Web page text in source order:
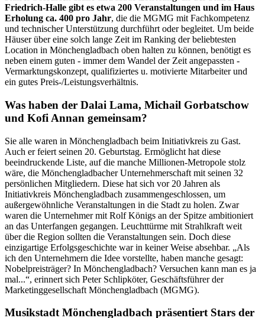
Friedrich-Halle gibt es etwa 200 Veranstaltungen und im Haus
Erholung ca. 400 pro Jahr, die die MGMG mit Fachkompetenz
und technischer Unterstützung durchführt oder begleitet. Um beide
Häuser über eine solch lange Zeit im Ranking der beliebtesten
Location in Mönchengladbach oben halten zu können, benötigt es
neben einem guten - immer dem Wandel der Zeit angepassten -
Vermarktungskonzept, qualifiziertes u. motivierte Mitarbeiter und
ein gutes Preis-/Leistungsverhältnis.
Was haben der Dalai Lama, Michail Gorbatschow
und Kofi Annan gemeinsam?
Sie alle waren in Mönchengladbach beim Initiativkreis zu Gast.
Auch er feiert seinen 20. Geburtstag. Ermöglicht hat diese
beeindruckende Liste, auf die manche Millionen-Metropole stolz
wäre, die Mönchengladbacher Unternehmerschaft mit seinen 32
persönlichen Mitgliedern. Diese hat sich vor 20 Jahren als
Initiativkreis Mönchengladbach zusammengeschlossen, um
außergewöhnliche Veranstaltungen in die Stadt zu holen. Zwar
waren die Unternehmer mit Rolf Königs an der Spitze ambitioniert
an das Unterfangen gegangen. Leuchttürme mit Strahlkraft weit
über die Region sollten die Veranstaltungen sein. Doch diese
einzigartige Erfolgsgeschichte war in keiner Weise absehbar. „Als
ich den Unternehmern die Idee vorstellte, haben manche gesagt:
Nobelpreisträger? In Mönchengladbach? Versuchen kann man es ja
mal...“, erinnert sich Peter Schlipköter, Geschäftsführer der
Marketinggesellschaft Mönchengladbach (MGMG).
Musikstadt Mönchengladbach präsentiert Stars der